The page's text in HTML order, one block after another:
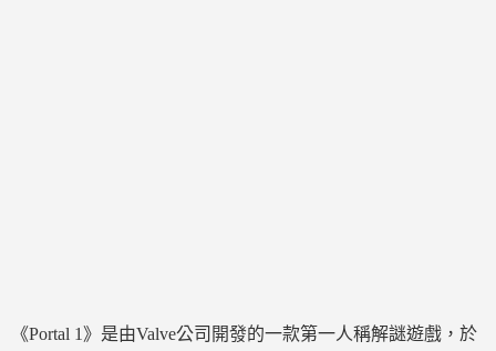
《Portal 1》是由Valve公司開發的一款第一人稱解謎遊戲，於